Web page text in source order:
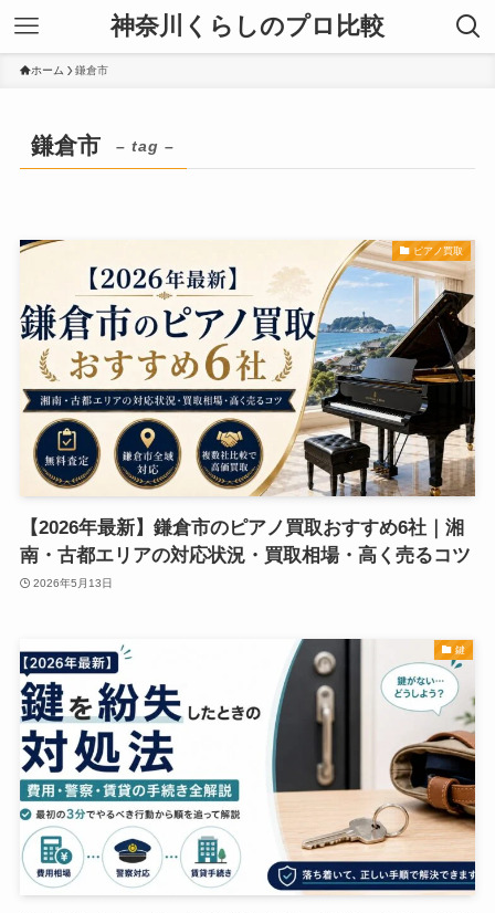
神奈川くらしのプロ比較
ホーム 鎌倉市
鎌倉市 – tag –
ピアノ買取
【2026年最新】鎌倉市のピアノ買取おすすめ6社｜湘
南・古都エリアの対応状況・買取相場・高く売るコツ
2026年5月13日
鍵